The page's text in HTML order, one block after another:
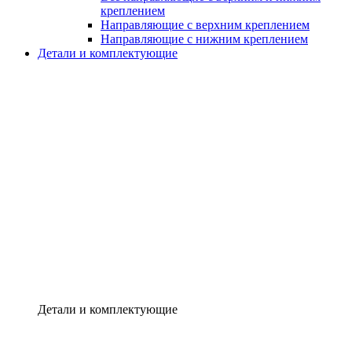
креплением
Направляющие с верхним креплением
Направляющие с нижним креплением
Детали и комплектующие
Детали и комплектующие